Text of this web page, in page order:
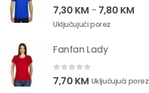
0out of 5
7,30 KM – 7,80 KM
Uključujući porez
Fanfan Lady
0out of 5
7,70 KM Uključujući porez